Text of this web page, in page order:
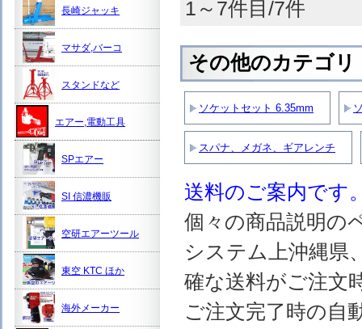
1～7件目/7件
その他のカテゴリ
ソケットセット 6.35mm
スパナ、メガネ、ギアレンチ
送料のご案内です
個々の商品説明の
システム上沖縄県
確な送料がご注文
ご注文完了時の自
長崎ジャッキ
マサダ,バーコ
スタンドなど
エアー,電動工具
SPエアー
SI 信濃機販
空研エアーツール
東空 KTC ほか
海外メーカー